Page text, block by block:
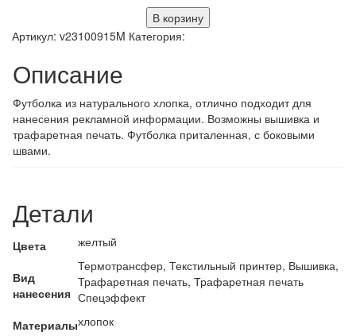
В корзину
Артикул: v23100915M Категория:
Описание
Футболка из натурального хлопка, отлично подходит для
нанесения рекламной информации. Возможны вышивка и
трафаретная печать. Футболка приталенная, с боковыми
швами.
Детали
Цвета желтый
Вид
нанесения
Термотрансфер, Текстильный принтер, Вышивка,
Трафаретная печать, Трафаретная печать
Спецэффект
Материалыхлопок